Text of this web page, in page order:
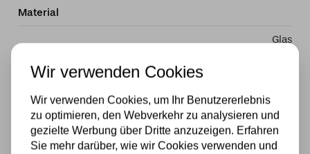
Material
Glas
Stromversorgung
Wattzahl
40W
Wir verwenden Cookies
Wir verwenden Cookies, um Ihr Benutzererlebnis
zu optimieren, den Webverkehr zu analysieren und
gezielte Werbung über Dritte anzuzeigen. Erfahren
Sie mehr darüber, wie wir Cookies verwenden und